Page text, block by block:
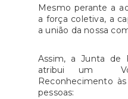
Mesmo perante a
a força coletiva, a
a união da nossa
Assim, a Junta de
atribui um
Reconhecimento
pessoas: